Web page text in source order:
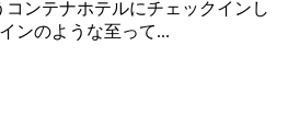
コンテナホテルにチェックインし
ンのような至って...